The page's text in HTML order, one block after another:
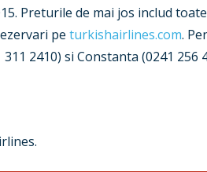
Preturile de mai jos includ
pe turkishairlines.com.
2410) si Constanta (0241 256